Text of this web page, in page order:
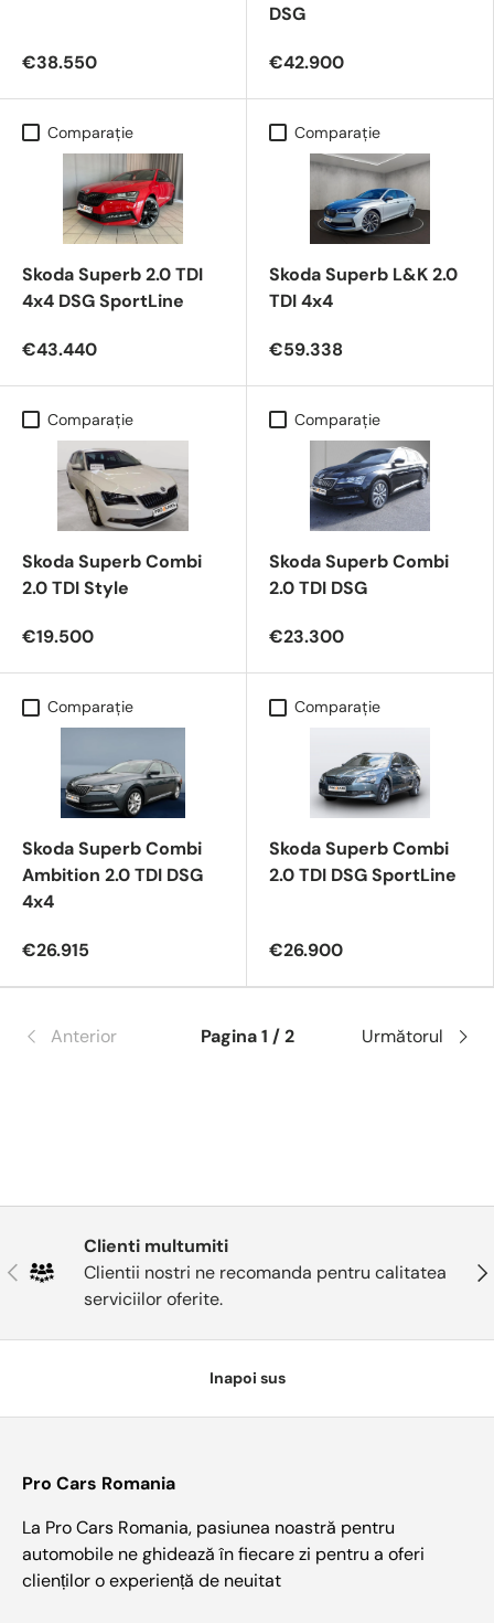
€38.550
DSG
€42.900
Comparaţie
Skoda Superb 2.0 TDI
4x4 DSG SportLine
€43.440
Comparaţie
Skoda Superb L&K 2.0
TDI 4x4
€59.338
Comparaţie
Skoda Superb Combi
2.0 TDI Style
€19.500
Comparaţie
Skoda Superb Combi
2.0 TDI DSG
€23.300
Comparaţie
Skoda Superb Combi
Ambition 2.0 TDI DSG
4x4
€26.915
Comparaţie
Skoda Superb Combi
2.0 TDI DSG SportLine
€26.900
Anterior Pagina 1 / 2 Următorul
Anterior
Clienti multumiti
Clientii nostri ne recomanda pentru calitatea
serviciilor oferite.
Inapoi sus
Pro Cars Romania
La Pro Cars Romania, pasiunea noastră pentru
automobile ne ghidează în fiecare zi pentru a oferi
clienților o experiență de neuitat